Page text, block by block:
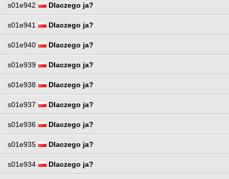
s01e942 Dlaczego ja?
s01e941 Dlaczego ja?
s01e940 Dlaczego ja?
s01e939 Dlaczego ja?
s01e938 Dlaczego ja?
s01e937 Dlaczego ja?
s01e936 Dlaczego ja?
s01e935 Dlaczego ja?
s01e934 Dlaczego ja?